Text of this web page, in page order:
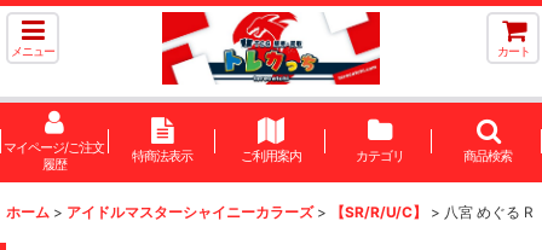
メニュー カート
マイページ/ご注文
履歴
特商法表示 ご利用案内 カテゴリ 商品検索
ホーム > アイドルマスターシャイニーカラーズ > 【SR/R/U/C】 > 八宮 めぐる R